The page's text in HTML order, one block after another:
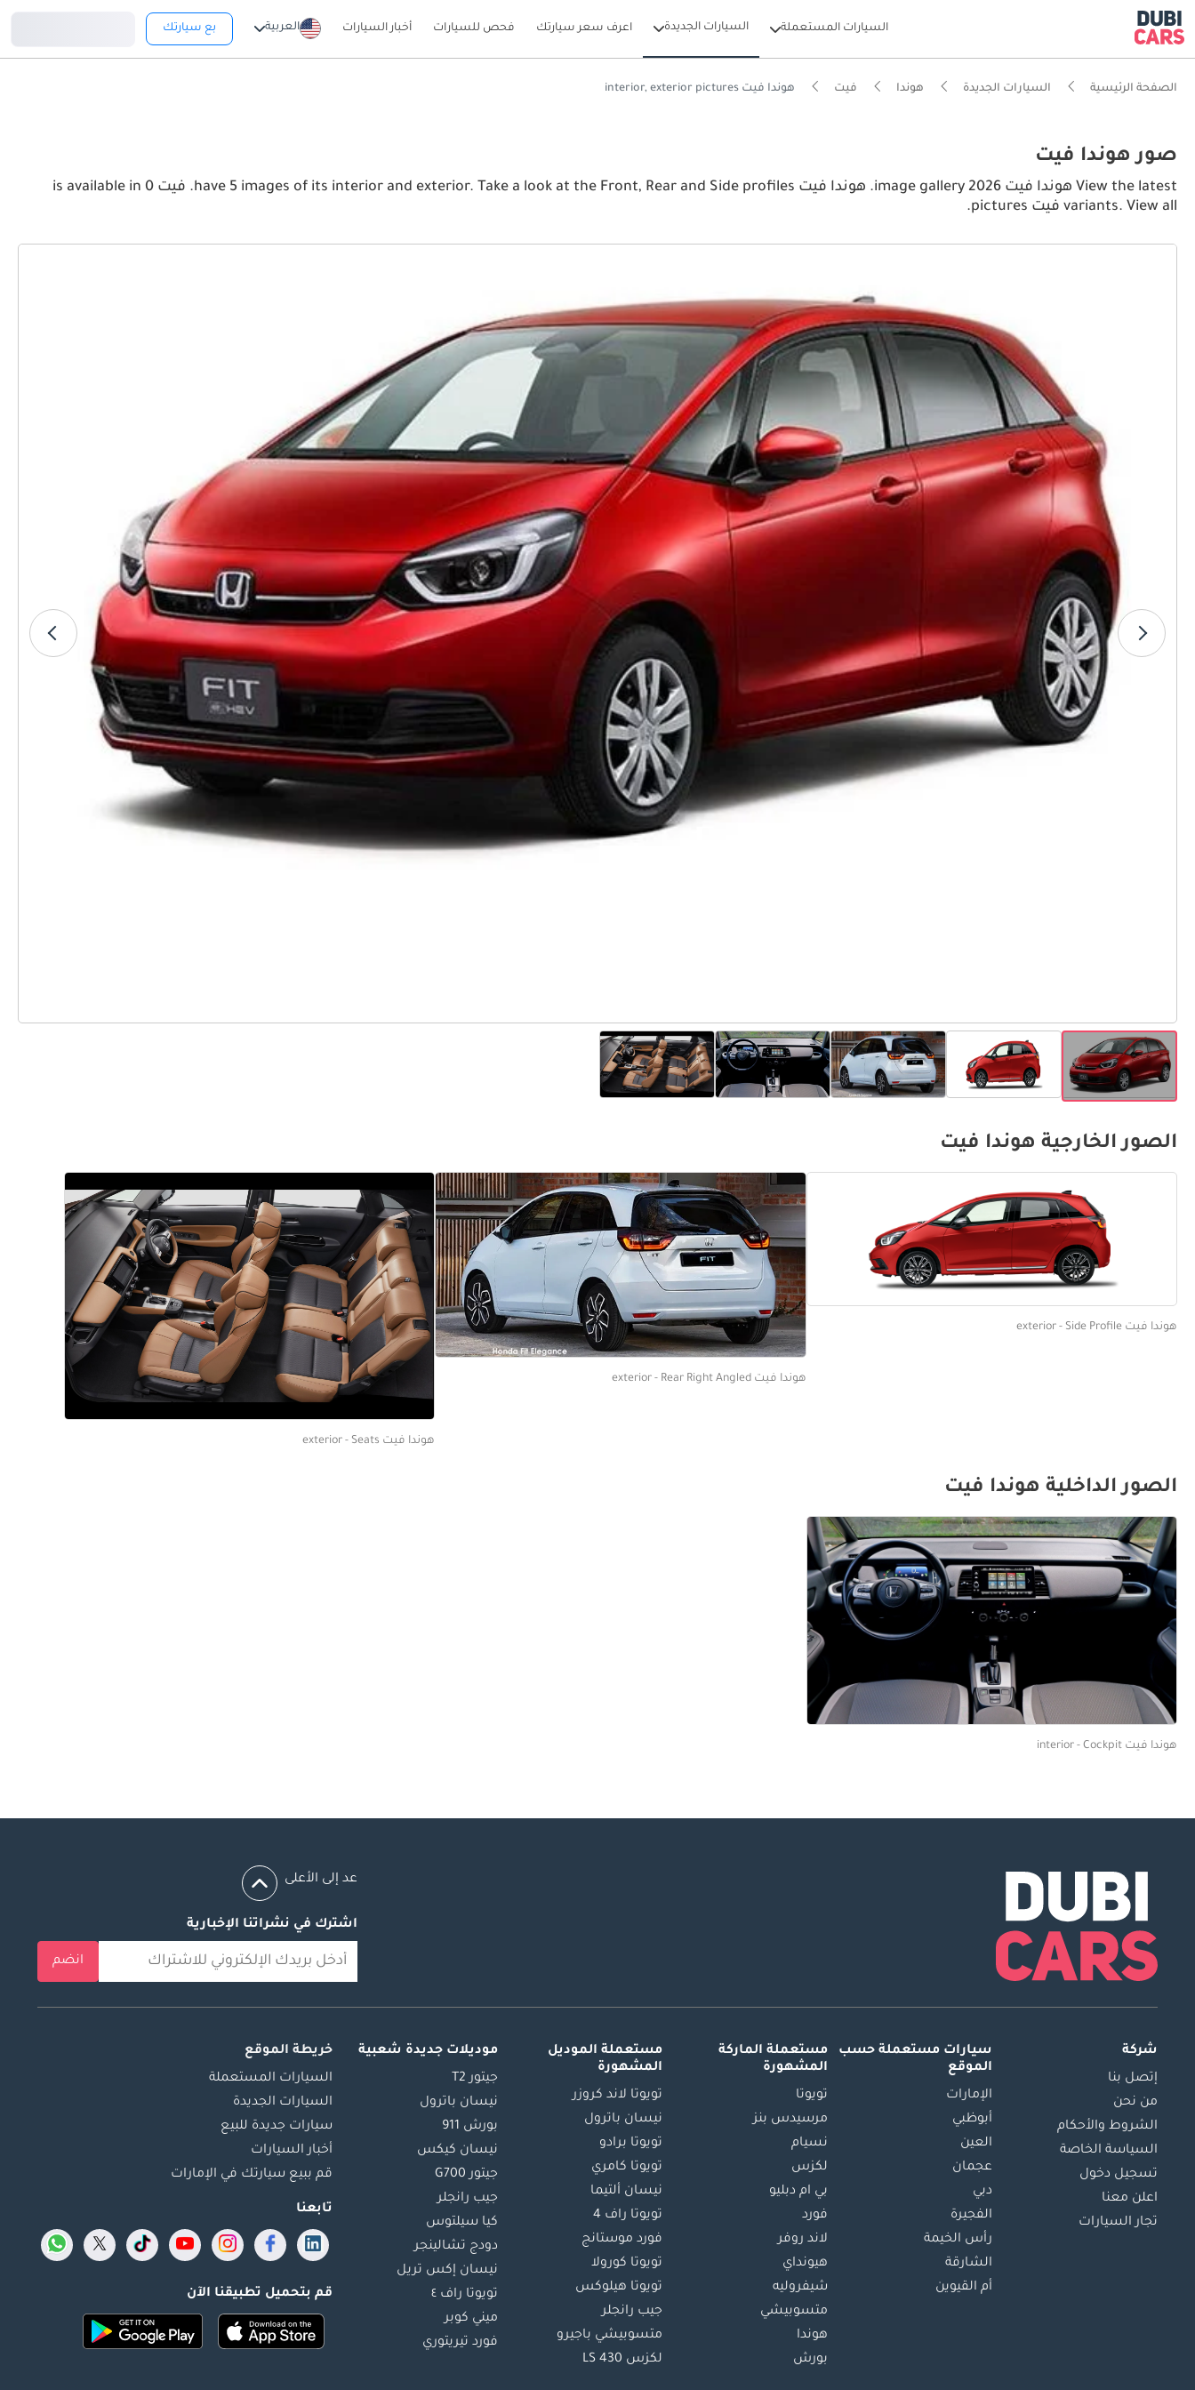
السيارات المستعملة السيارات الجديدة اعرف سعر سيارتك فحص للسيارات أخبار السيارات العربية بع سيارتك
الصفحة الرئيسية السيارات الجديدة هوندا فيت هوندا فيت interior, exterior pictures
صور هوندا فيت
View the latest هوندا فيت 2026 image gallery. هوندا فيت have 5 images of its interior and exterior. Take a look at the Front, Rear and Side profiles. فيت is available in 0
variants. View all فيت pictures.
الصور الخارجية هوندا فيت
هوندا فيت exterior - Side Profile
هوندا فيت exterior - Rear Right Angled
هوندا فيت exterior - Seats
الصور الداخلية هوندا فيت
هوندا فيت interior - Cockpit
عد إلى الأعلى
اشترك في نشراتنا الإخبارية
انضم
شركة
إتصل بنا
من نحن
الشروط والأحكام
السياسة الخاصة
تسجيل دخول
اعلن معنا
تجار السيارات
سيارات مستعملة حسب
الموقع
الإمارات
أبوظبي
العين
عجمان
دبي
الفجيرة
رأس الخيمة
الشارقة
أم القيوين
مستعملة الماركة
المشهورة
تويوتا
مرسيدس بنز
نسيام
لكزس
بي ام دبليو
فورد
لاند روفر
هيونداي
شيفروليه
متسوبيشي
هوندا
بورش
مستعملة الموديل
المشهورة
تويوتا لاند كروزر
نيسان باترول
تويوتا برادو
تويوتا كامري
نيسان ألتيما
تويوتا راف 4
فورد موستانج
تويوتا كورولا
تويوتا هيلوكس
جيب رانجلر
متسوبيشي باجيرو
لكزس LS 430
موديلات جديدة شعبية
جيتور T2
نيسان باترول
بورش 911
نيسان كيكس
جيتور G700
جيب رانجلر
كيا سيلتوس
دودج تشالينجر
نيسان إكس تريل
تويوتا راف ٤
ميني كوبر
فورد تيريتوري
خريطة الموقع
السيارات المستعملة
السيارات الجديدة
سيارات جديدة للبيع
أخبار السيارات
قم ببيع سيارتك في الإمارات
تابعنا
قم بتحميل تطبيقنا الآن